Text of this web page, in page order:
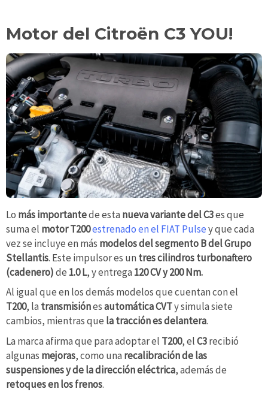
Motor del Citroën C3 YOU!
Lo más importantede esta nueva variante del C3es que
suma el motor T200estrenado en el FIAT Pulsey que cada
vez se incluye en más modelos del segmento B del Grupo
Stellantis. Este impulsor es un tres cilindros turbonaftero
(cadenero)de 1.0 L, y entrega 120 CV y 200 Nm.
Al igual que en los demás modelos que cuentan con el
T200, la transmisiónesautomática CVTy simula siete
cambios, mientras que la tracción es delantera.
La marca afirma que para adoptar el T200, elC3recibió
algunas mejoras, como una recalibración de las
suspensiones y de la dirección eléctrica, además de
retoques en los frenos.